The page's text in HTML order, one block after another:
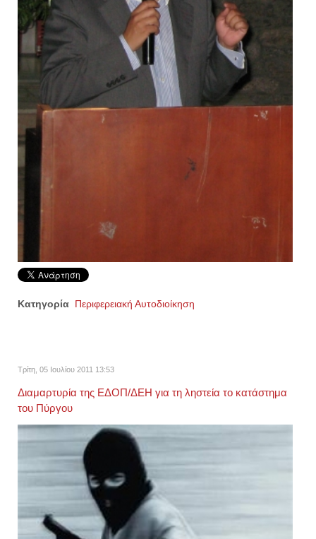
Κατηγορία Περιφερειακή Αυτοδιοίκηση
Τρίτη, 05 Ιουλίου 2011 13:53
Διαμαρτυρία της ΕΔΟΠ/ΔΕΗ για τη ληστεία το κατάστημα
του Πύργου